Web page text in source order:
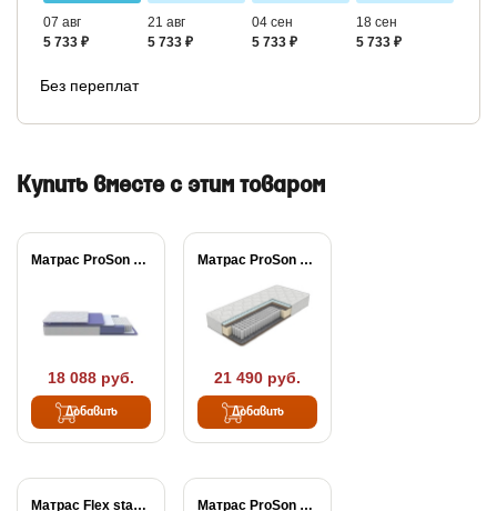
07 авг
5 733 ₽
21 авг
5 733 ₽
04 сен
5 733 ₽
18 сен
5 733 ₽
Без переплат
Купить вместе с этим товаром
Матрас ProSon Active...
18 088 руб.
Добавить
Матрас ProSon Active...
21 490 руб.
Добавить
Матрас Flex standart Матрас ProSon FIRST...